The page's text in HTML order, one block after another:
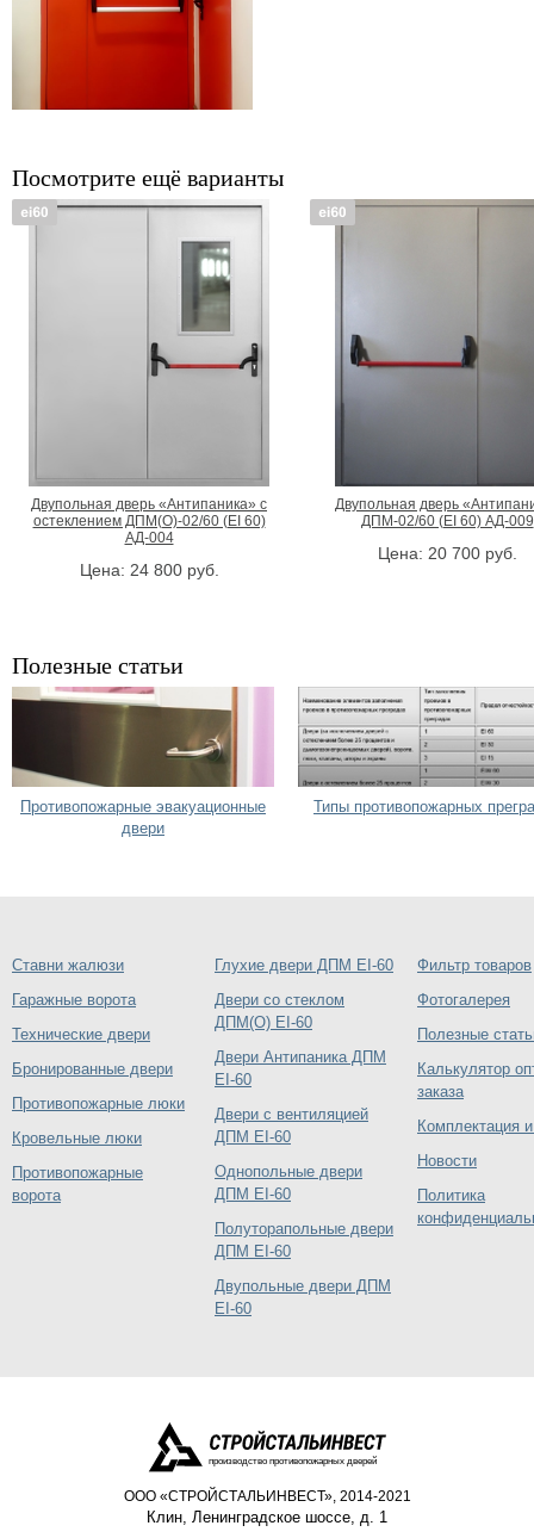
Посмотрите ещё варианты
Двупольная дверь «Антипаника» с
остеклением ДПМ(О)-02/60 (EI 60)
АД-004
Цена: 24 800руб.
Двупольная дверь
ДПМ-02/60 (EI 60) АД-009
Цена: 20 700руб.
Полезные статьи
Противопожарные эвакуационные
двери
Типы противопожарных
Ставни жалюзи
Гаражные ворота
Технические двери
Бронированные двери
Противопожарные люки
Кровельные люки
Противопожарные
ворота
Глухие двери ДПМ EI-60
Двери со стеклом
ДПМ(О) EI-60
Двери Антипаника ДПМ
EI-60
Двери с вентиляцией
ДПМ EI-60
Однопольные двери
ДПМ EI-60
Полуторапольные двери
ДПМ EI-60
Двупольные двери ДПМ
EI-60
Фильтр товаров
Фотогалерея
Полезные
Калькулятор
заказа
Комплектация
Новости
Политика
производство противопожарных дверей
ООО «СТРОЙСТАЛЬИНВЕСТ», 2014-2021
Клин Ленинградское шоссе, д. 1